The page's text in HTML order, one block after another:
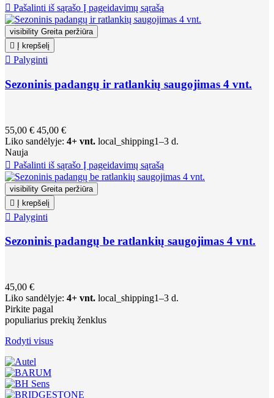
 Pašalinti iš sąrašo Į pageidavimų sąrašą
visibility Greita peržiūra

Į krepšelį
 Palyginti
Sezoninis padangų ir ratlankių saugojimas 4 vnt.
55,00 € 45,00 €
Liko sandėlyje: 4+ vnt. local_shipping1–3 d.
Nauja
 Pašalinti iš sąrašo Į pageidavimų sąrašą
visibility Greita peržiūra
 Į krepšelį
 Palyginti
Sezoninis padangų be ratlankių saugojimas 4 vnt.
45,00 €
Liko sandėlyje: 4+ vnt. local_shipping1–3 d.
Pirkite pagal
populiarius prekių ženklus
Rodyti visus